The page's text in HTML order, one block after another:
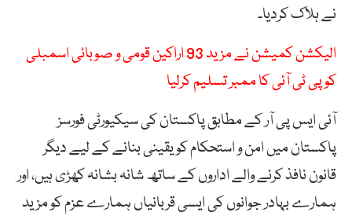
نے ہلاک کردیا۔
الیکشن کمیشن نے مزید 93 اراکین قومی و صوبائی اسمبلی
کو پی ٹی آئی کا ممبر تسلیم کرلیا
آئی ایس پی آر کے مطابق پاکستان کی سیکیورٹی فورسز
پاکستان میں امن و استحکام کو یقینی بنانے کے لیے دیگر
قانون نافذ کرنے والے اداروں کے ساتھ شانہ بشانہ کھڑی ہیں، اور
ہمارے بہادر جوانوں کی ایسی قربانیاں ہمارے عزم کو مزید